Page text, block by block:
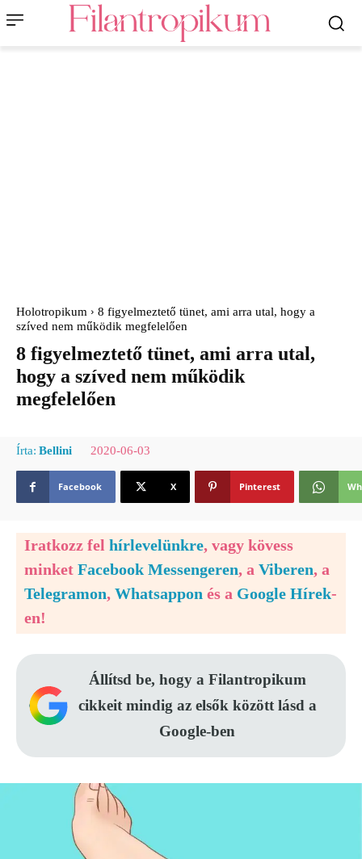
Holotropikum
8 figyelmeztető tünet, ami arra utal, hogy a
szíved nem működik megfelelően
8 figyelmeztető tünet, ami arra utal,
hogy a szíved nem működik
megfelelően
Írta: Bellini 2020-06-03
Facebook X Pinterest
Iratkozz fel hírlevelünkre, vagy kövess
minket Facebook Messengeren, a Viberen, a
Telegramon, Whatsappon és a Google Hírek-
en!
Állítsd be, hogy a Filantropikum
cikkeit mindig az elsők között lásd a
Google-ben